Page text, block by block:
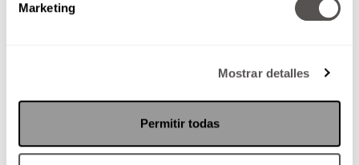
Marketing
Mostrar detalles
Permitir todas
¿Por qué esa necesidad de
compartir, creer noticias falsas en
estoy leyendo es cierto...